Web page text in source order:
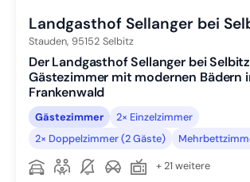
Landgasthof Sellanger bei
Stauden, 95152 Selbitz
Der Landgasthof Sellanger bei
Gästezimmer mit modernen Bädern
Frankenwald
Gästezimmer
2× Einzelzimmer
2× Doppelzimmer (2 Gäste)
+ 21 weitere